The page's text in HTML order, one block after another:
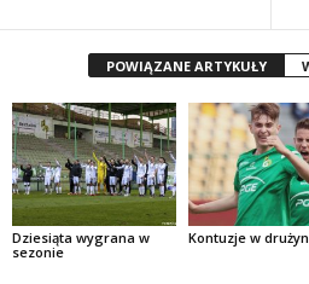
POWIĄZANE ARTYKUŁY
Dziesiąta wygrana w
sezonie
Kontuzje w